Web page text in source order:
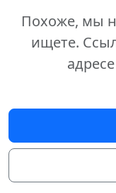
Похоже, мы
ищете.